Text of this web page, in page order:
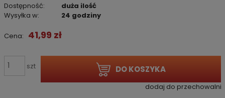
Dostępność:
duża ilość
Wysyłka w:
24 godziny
Cena: 41,99 zł
szt DO KOSZYKA
dodaj do przechowalni